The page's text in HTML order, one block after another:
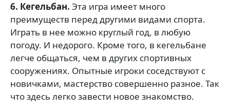
6. Кегельбан. Эта игра имеет много
преимуществ перед другими видами спорта.
Играть в нее можно круглый год, в любую
погоду. И недорого. Кроме того, в кегельбане
легче общаться, чем в других спортивных
сооружениях. Опытные игроки соседствуют с
новичками, мастерство совершенно разное. Так
что здесь легко завести новое знакомство.